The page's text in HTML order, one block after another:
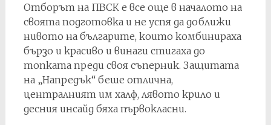
Отборът на ПВСК е все още в началото на
своята подготовка и не успя да доближи
нивото на българите, които комбинираха
бързо и красиво и винаги стигаха до
топката преди своя съперник. Защитата
на „Напредък“ беше отлична,
централният им халф, лявото крило и
десния инсайд бяха първокласни.